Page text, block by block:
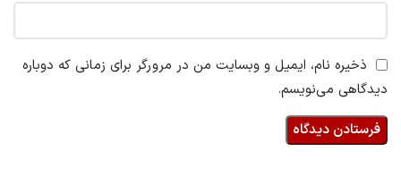
ذخیره نام، ایمیل و وبسایت من در مرورگر برای زمانی که دوباره
دیدگاهی می‌نویسم.